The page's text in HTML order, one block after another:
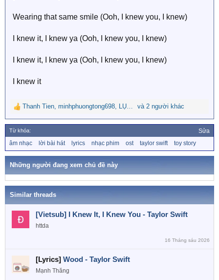
Wearing that same smile (Ooh, I knew you, I knew)
I knew it, I knew ya (Ooh, I knew you, I knew)
I knew it, I knew ya (Ooh, I knew you, I knew)
I knew it
R
e
a
c
t
o
s
Thanh Tien minhphuongtong698 LỤC TIỂU HỒNG và 2 người khác
Từ khóa: Sửa
ừ
k
âm nhạc lời bài hát lyrics nhạc phim ost taylor swift toy story
Những người đang xem chủ đề này
Similar threads
[Vietsub] I Knew It, I Knew You - Taylor Swift
httda
16 Tháng sáu 2026
[Lyrics] Wood - Taylor Swift
Mạnh Thăng